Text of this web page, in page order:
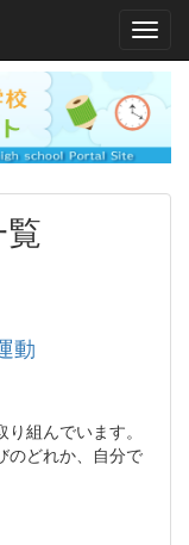
動
組んでいます。
のどれか、自分で